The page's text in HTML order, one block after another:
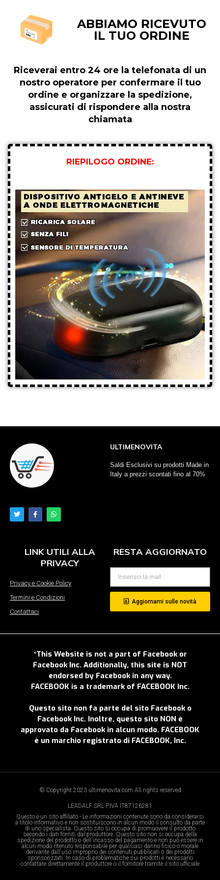
ABBIAMO RICEVUTO
IL TUO ORDINE
Riceverai entro 24 ore la telefonata di un
nostro operatore per confermare il tuo
ordine e organizzare la spedizione,
assicurati di rispondere alla nostra
chiamata
RIEPILOGO ORDINE:
ULTIMENOVITA
Saldi Esclusivi su prodotti Made in
Italy a prezzi scontati fino al 70%
LINK UTILI ALLA
PRIVACY
Privacy e Cookie Policy
Termini e Condizioni
Contattaci
RESTA AGGIORNATO
Aggiornami sulle novità
*This Website is not a part of Facebook or
Facebook Inc. Additionally, this site is NOT
endorsed by Facebook in any way.
FACEBOOK is a trademark of FACEBOOK Inc.
Questo sito non fa parte del sito Facebook o
Facebook Inc. Inoltre, questo sito NON è
approvato da Facebook in alcun modo. FACEBOOK
è un marchio registrato di FACEBOOK, Inc.
© Copyright 2023 ultimenovita.com All rights reserved
LEADALF SRL P.IVA IT87126281
Questo è un sito affiliato - Le informazioni contenute sono da considerarsi
a titolo informativo e non sostituiscono in alcun modo il consulto da parte
di uno specialista. Questo sito si occupa di promuovere il prodotto
secondo i dati forniti dal produttore. Questo sito non si occupa della
spedizione del prodotto o dell'incasso del pagamento e non può essere in
alcun modo ritenuto responsabile per qualsiasi danno fisico o morale
derivante dall'uso improprio dei contenuti pubblicati o dei prodotti
sponsorizzati. In caso di problematiche sui prodotti è necessario
contattare direttamente il produttore o il fornitore tramite il sito ufficiale